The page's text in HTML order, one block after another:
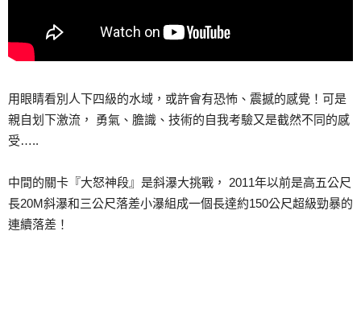
用眼睛看別人下四級的水域，或許會有恐怖、震撼的感覺！可是
親自划下激流， 勇氣、膽識、技術的自我考驗又是截然不同的感
受…..
中間的關卡『大怒神段』是斜瀑大挑戰， 2011年以前是高五公尺
長20M斜瀑和三公尺落差小瀑組成一個長達約150公尺超級勁暴的
連續落差！